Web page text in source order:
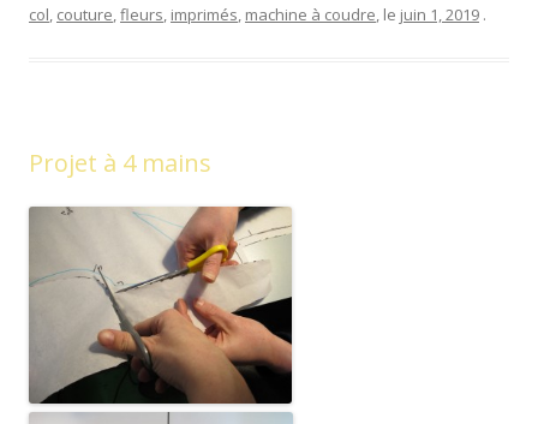
col, couture,fleurs, imprimés, machine à coudre, le juin 1, 2019 .
Projet à 4 mains